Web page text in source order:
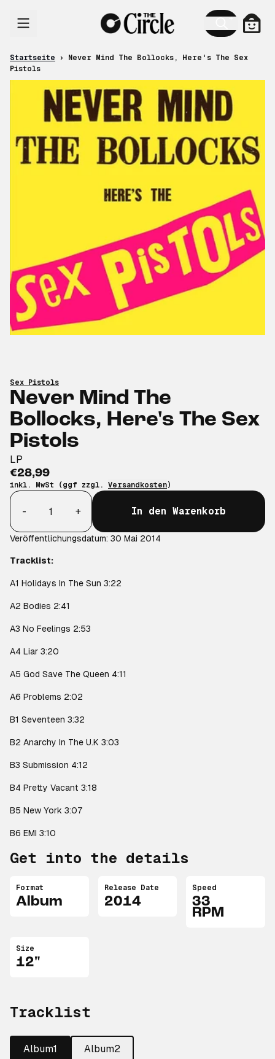
Startseite ›
Never Mind The Bollocks, Here's The Sex
Pistols
Sex Pistols
Never Mind The
Bollocks, Here's The Sex
Pistols
LP
€28,99
inkl. MwSt (ggf zzgl. Versandkosten)
Anzahl
-
+ In den Warenkorb
Veröffentlichungsdatum: 30 Mai 2014
Tracklist:
A1 Holidays In The Sun 3:22
A2 Bodies 2:41
A3 No Feelings 2:53
A4 Liar 3:20
A5 God Save The Queen 4:11
A6 Problems 2:02
B1 Seventeen 3:32
B2 Anarchy In The U.K 3:03
B3 Submission 4:12
B4 Pretty Vacant 3:18
B5 New York 3:07
B6 EMI 3:10
Get into the details
Format
Album
Release Date
2014
Speed
33
RPM
Size
12"
Tracklist
Album1 Album2